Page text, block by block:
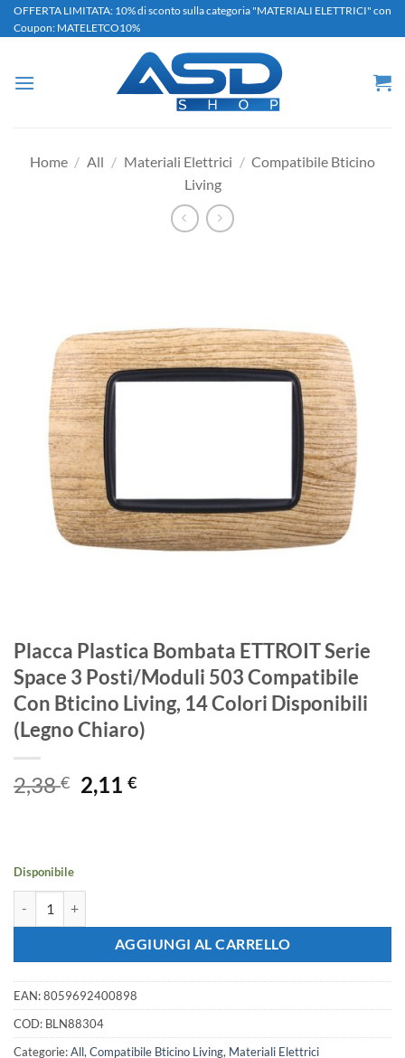
Salta
ai
OFFERTA LIMITATA: 10% di sconto sulla categoria "MATERIALI ELETTRICI" con
Coupon: MATELETCO10%
Home / All / Materiali Elettrici / Compatibile Bticino
Living
Placca Plastica Bombata ETTROIT Serie
Space 3 Posti/Moduli 503 Compatibile
Con Bticino Living, 14 Colori Disponibili
(Legno Chiaro)
2,38€ Il
prezzo
2,11€Il
Disponibile
AGGIUNGI AL CARRELLO
EAN:8059692400898
COD: BLN88304
Categorie:All, Compatibile Bticino Living, Materiali Elettrici